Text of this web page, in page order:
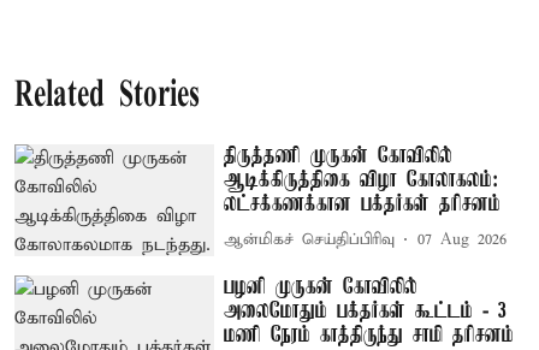
Related Stories
திருத்தணி முருகன் கோவிலில்
ஆடிக்கிருத்திகை விழா கோலாகலம்:
லட்சக்கணக்கான பக்தர்கள் தரிசனம்
ஆன்மிகச் செய்திப்பிரிவு 07 Aug 2026
பழனி முருகன் கோவிலில்
அலைமோதும் பக்தர்கள் கூட்டம் - 3
மணி நேரம் காத்திருந்து சாமி தரிசனம்